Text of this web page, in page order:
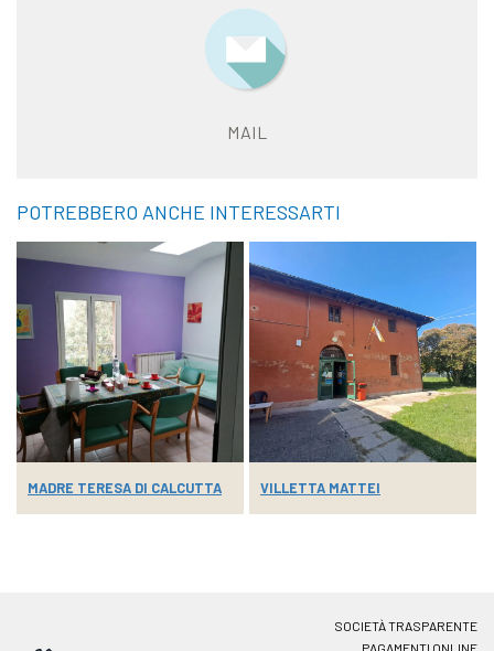
MAIL
POTREBBERO ANCHE INTERESSARTI
MADRE TERESA DI CALCUTTA VILLETTA MATTEI
SOCIETÀ TRASPARENTE
PAGAMENTI ONLINE